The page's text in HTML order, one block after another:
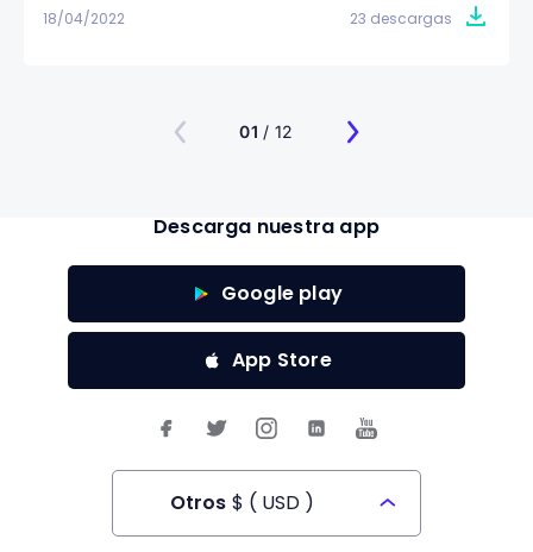
18/04/2022 23 descargas
01 / 12
Descarga nuestra app
Google play
App Store
Otros $ ( USD )